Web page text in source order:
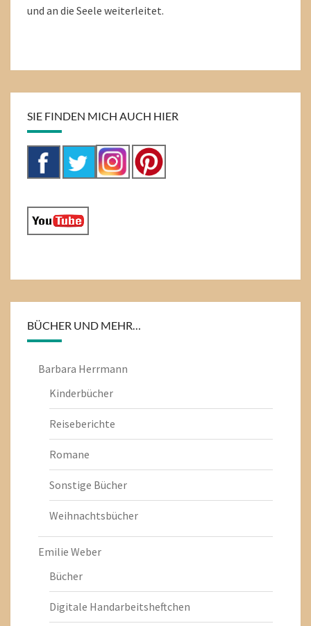
und an die Seele weiterleitet.
SIE FINDEN MICH AUCH HIER
BÜCHER UND MEHR…
Barbara Herrmann
Kinderbücher
Reiseberichte
Romane
Sonstige Bücher
Weihnachtsbücher
Emilie Weber
Bücher
Digitale Handarbeitsheftchen